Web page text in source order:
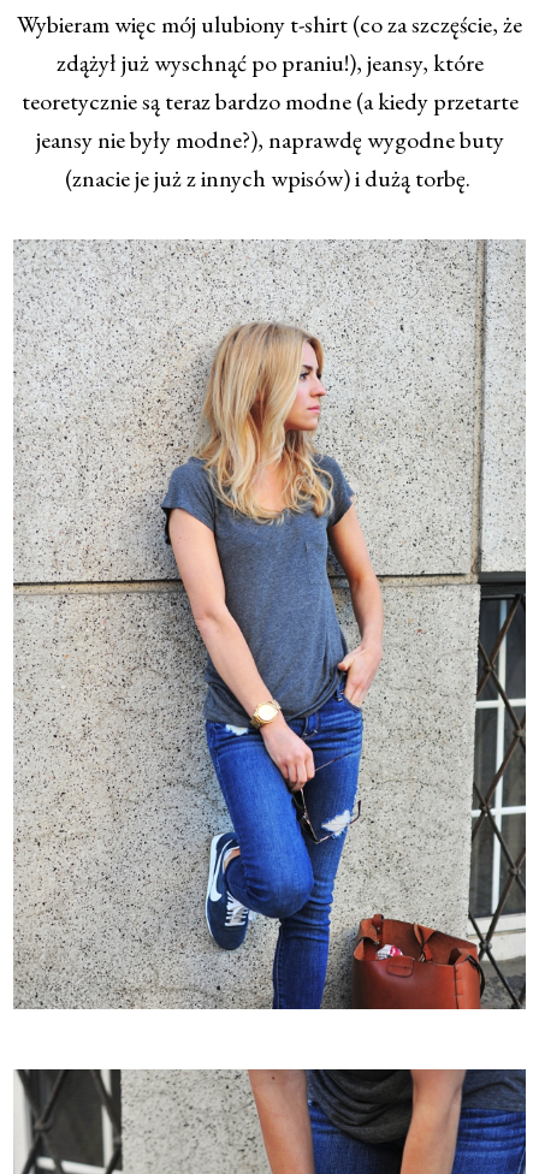
Wybieram więc mój ulubiony t-shirt (co za szczęście, że
zdążył już wyschnąć po praniu!), jeansy, które
teoretycznie są teraz bardzo modne (a kiedy przetarte
jeansy nie były modne?), naprawdę wygodne buty
(znacie je już z innych wpisów) i dużą torbę.